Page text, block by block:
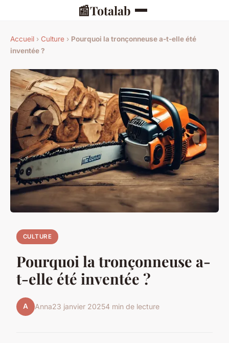
📰Totalab
Accueil › Culture › Pourquoi la tronçonneuse a-t-elle été
inventée ?
CULTURE
Pourquoi la tronçonneuse a-
t-elle été inventée ?
A Anna23 janvier 20254 min de lecture